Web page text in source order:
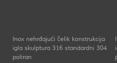
Inox nehrđajući čelik konstrukcija
igla skulptura 316 standardni 304
poliran